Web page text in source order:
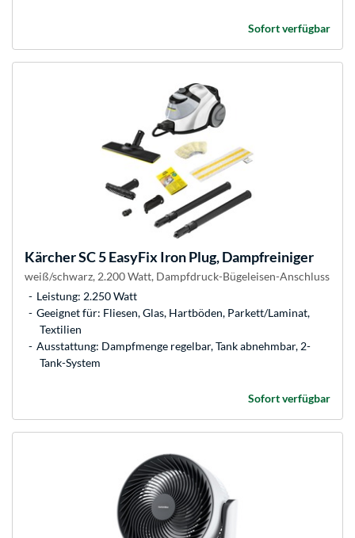
Sofort verfügbar
KärcherSC 5 EasyFix Iron Plug, Dampfreiniger
weiß/schwarz, 2.200 Watt, Dampfdruck-Bügeleisen-Anschluss
Leistung: 2.250 Watt
Geeignet für: Fliesen, Glas, Hartböden, Parkett/Laminat,
Textilien
Ausstattung: Dampfmenge regelbar, Tank abnehmbar, 2-
Tank-System
Sofort verfügbar